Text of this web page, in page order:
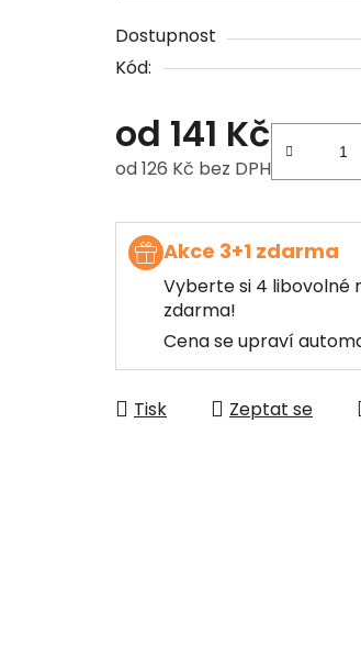
Dostupnost
Kód:
od 141 Kč
od126 Kč bez DPH
Akce 3+1 zdarma
Vyberte si 4 libovolné
zdarma!
Cena se upraví
Tisk Zeptat se